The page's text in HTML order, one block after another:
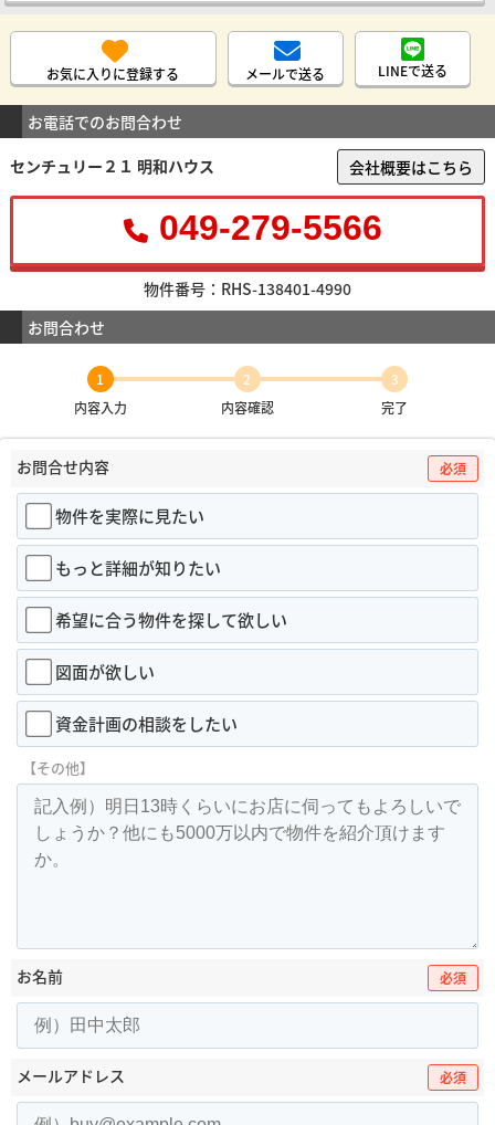
お気に入りに登録する メールで送る LINEで送る
お電話でのお問合わせ
センチュリー２１ 明和ハウス
会社概要はこちら
049-279-5566
物件番号：RHS-138401-4990
お問合わせ
1
内容入力
2
内容確認
3
完了
お問合せ内容 必須
物件を実際に見たい
もっと詳細が知りたい
希望に合う物件を探して欲しい
図面が欲しい
資金計画の相談をしたい
【その他】
お名前 必須
メールアドレス 必須